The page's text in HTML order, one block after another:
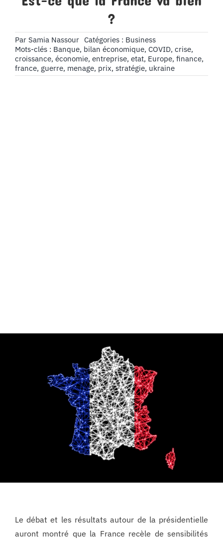
?
Par Samia Nassour Catégories : Business
Mots-clés : Banque, bilan économique, COVID, crise,
croissance, économie, entreprise, etat, Europe, finance,
france, guerre, menage, prix, stratégie, ukraine
Le débat et les résultats autour de la présidentielle
auront montré que la France recèle de sensibilités